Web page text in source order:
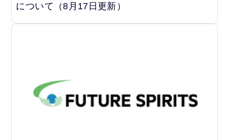
について（8月17日更新）